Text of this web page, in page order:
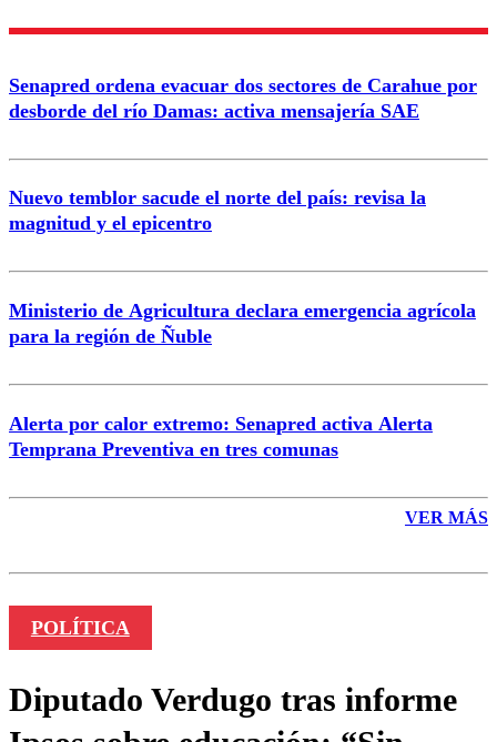
Correo
Senapred ordena evacuar dos sectores de Carahue por
desborde del río Damas: activa mensajería SAE
Nuevo temblor sacude el norte del país: revisa la
magnitud y el epicentro
Ministerio de Agricultura declara emergencia agrícola
para la región de Ñuble
Alerta por calor extremo: Senapred activa Alerta
Temprana Preventiva en tres comunas
VER MÁS
POLÍTICA
Diputado Verdugo tras informe